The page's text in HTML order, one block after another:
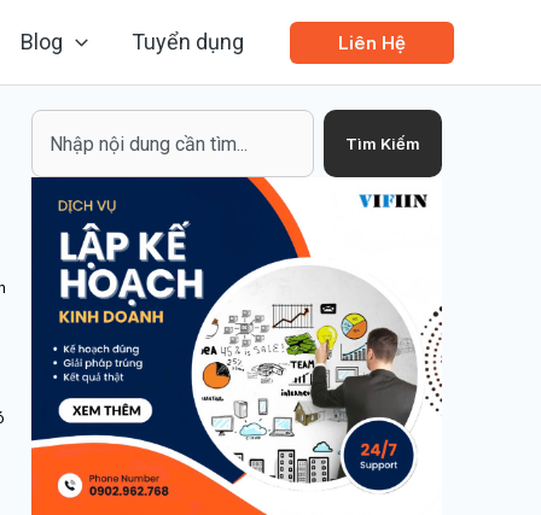
Blog Tuyển dụng Liên Hệ
Tìm Kiếm